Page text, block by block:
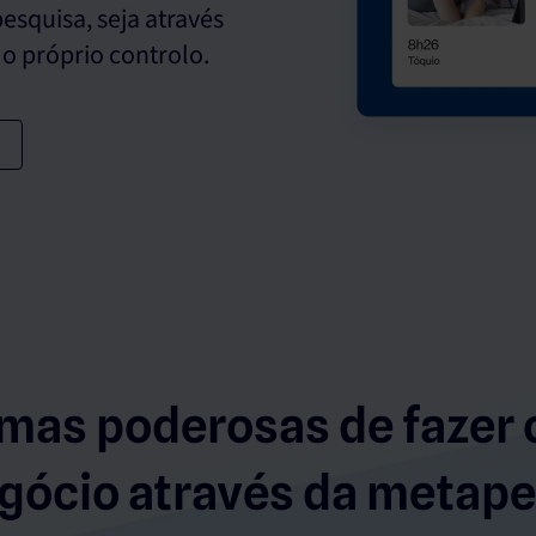
seja através
próprio controlo.
poderosas de fazer
através da